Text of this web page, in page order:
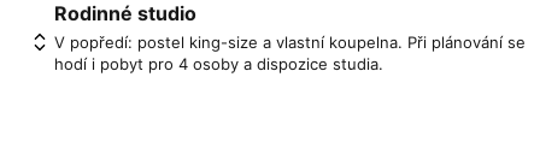
Rodinné studio
V popředí: postel king-size a vlastní koupelna. Při plánování se
hodí i pobyt pro 4 osoby a dispozice studia.